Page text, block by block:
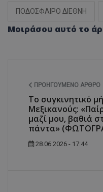
ΠΟΔΟΣΦΑΙΡΟ ΔΙΕΘΝΗ
Μοιράσου αυτό το
ΠΡΟΗΓΟΎΜΕΝΟ ΆΡΘΡΟ
Το συγκινητικό
Μεξικανούς:
μαζί μου, βαθιά
πάντα»
28.06.2026 - 17:44